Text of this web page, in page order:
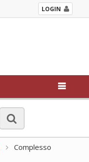
LOGIN
Complesso